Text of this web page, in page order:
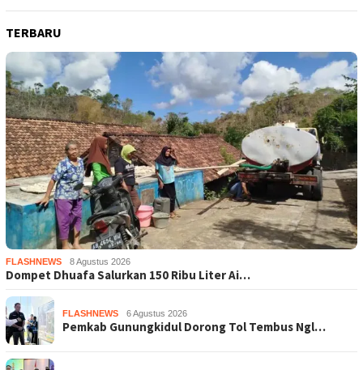
TERBARU
FLASHNEWS 8 Agustus 2026
Dompet Dhuafa Salurkan 150 Ribu Liter Ai…
FLASHNEWS 6 Agustus 2026
Pemkab Gunungkidul Dorong Tol Tembus Ngl…